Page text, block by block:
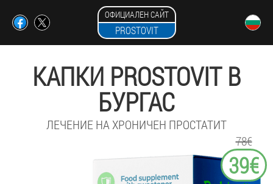
ОФИЦИАЛЕН САЙТ
PROSTOVIT
КАПКИ PROSTOVIT В
БУРГАС
ЛЕЧЕНИЕ НА ХРОНИЧЕН ПРОСТАТИТ
78€
39€